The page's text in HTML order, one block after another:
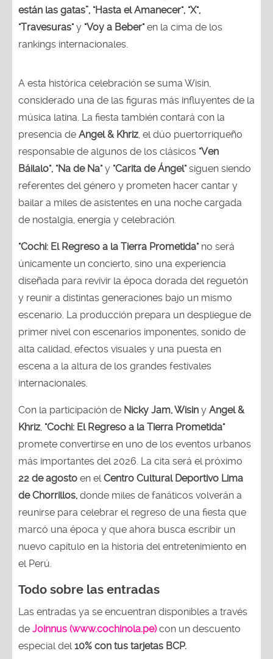
están las gatas”, "Hasta el Amanecer", "X",
"Travesuras"y "Voy a Beber"en la cima de los
rankings internacionales.
A esta histórica celebración se suma Wisin,
considerado una de las figuras más influyentes de la
música latina. La fiesta también contará con la
presencia de Angel & Khriz, el dúo puertorriqueño
responsable de algunos de los clásicos "Ven
Báilalo", "Na de Na"y "Carita de Ángel"siguen siendo
referentes del género y prometen hacer cantar y
bailar a miles de asistentes en una noche cargada
de nostalgia, energía y celebración.
"Cochi: El Regreso a la Tierra Prometida" no será
únicamente un concierto, sino una experiencia
diseñada para revivir la época dorada del reguetón
y reunir a distintas generaciones bajo un mismo
escenario. La producción prepara un despliegue de
primer nivel con escenarios imponentes, sonido de
alta calidad, efectos visuales y una puesta en
escena a la altura de los grandes festivales
internacionales.
Con la participación de Nicky Jam, Wisin y Angel &
Khriz, "Cochi: El Regreso a la Tierra Prometida"
promete convertirse en uno de los eventos urbanos
más importantes del 2026. La cita será el próximo
22 de agosto en elCentro Cultural Deportivo Lima
de Chorrillos, donde miles de fanáticos volverán a
reunirse para celebrar el regreso de una fiesta que
marcó una época y que ahora busca escribir un
nuevo capítulo en la historia del entretenimiento en
el Perú.
Todo sobre las entradas
Las entradas ya se encuentran disponibles a través
de Joinnus (www.cochinola.pe)con un descuento
especial del10% con tus tarjetas BCP.